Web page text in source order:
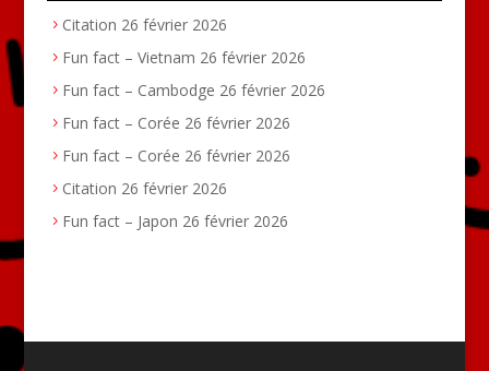
Citation 26 février 2026
Fun fact – Vietnam 26 février 2026
Fun fact – Cambodge 26 février 2026
Fun fact – Corée 26 février 2026
Fun fact – Corée 26 février 2026
Citation 26 février 2026
Fun fact – Japon 26 février 2026